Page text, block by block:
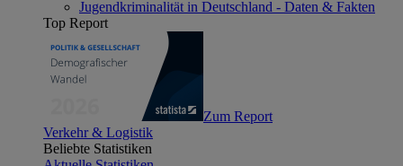
Jugendkriminalität in Deutschland - Daten & Fakten
Top Report
Zum Report
Verkehr & Logistik
Beliebte Statistiken